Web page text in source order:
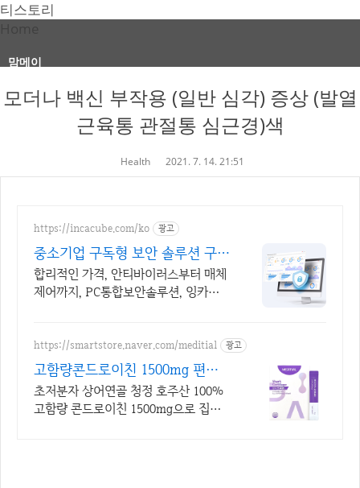
티스토리
맘메이
모더나 백신 부작용 (일반 심각) 증상 (발열
근육통 관절통 심근경)색
Health 2021. 7. 14. 21:51
https://incacube.com/ko 광고
중소기업 구독형 보안 솔루션 구독
형 기업보안 솔루션
합리적인 가격, 안티바이러스부터 매체
제어까지, PC통합보안솔루션, 잉카큐
https://smartstore.naver.com/meditial 광고
고함량콘드로이친 1500mg 편안
한 목넘김, 식물첨가물X
초저분자 상어연골 청정 호주산 100%
고함량 콘드로이친 1500mg으로 집중